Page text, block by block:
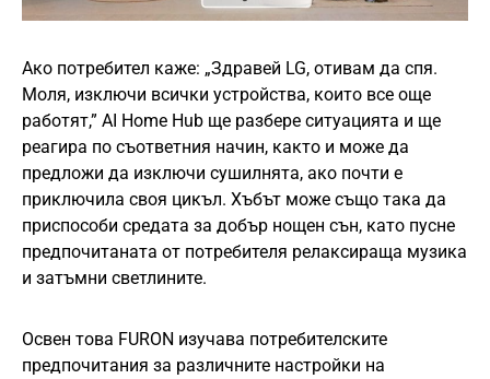
Ако потребител каже: „Здравей LG, отивам да спя.
Моля, изключи всички устройства, които все още
работят,” AI Home Hub ще разбере ситуацията и ще
реагира по съответния начин, както и може да
предложи да изключи сушилнята, ако почти е
приключила своя цикъл. Хъбът може също така да
приспособи средата за добър нощен сън, като пусне
предпочитаната от потребителя релаксираща музика
и затъмни светлините.
Освен това FURON изучава потребителските
предпочитания за различните настройки на